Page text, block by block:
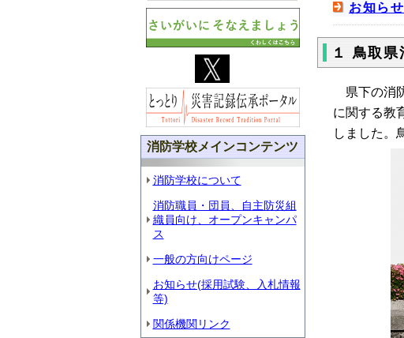
消防学校メインコンテンツ
消防学校について
消防職員・団員、自主防災組
織員向け、オープンキャンパ
ス
一般の方向けページ
お知らせ(採用試験、入札情報
等)
関係機関リンク
お知ら
１ 鳥取県
県下の消
に関する教
しました。